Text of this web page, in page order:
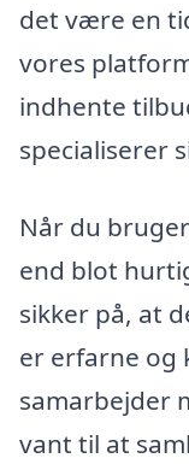
det være en
vores
indhente
specialiserer
Når du
end blot
sikker på, at
er erfarne og
samarbejder
vant til at